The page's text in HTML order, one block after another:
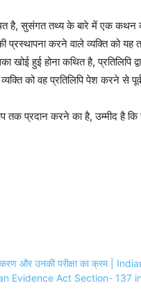
है, सुसंगत तथ्य के बारे में एक कथन
करने वाले व्यक्ति को यह
हुई होना कथित है, प्रतिलिपि
को वह प्रतिलिपि पेश करने से पूर्व
तक प्रदान करने का है, उम्मीद है
के पेशकरण और उनकी परीक्षा का
Indian Evidence Act Section-